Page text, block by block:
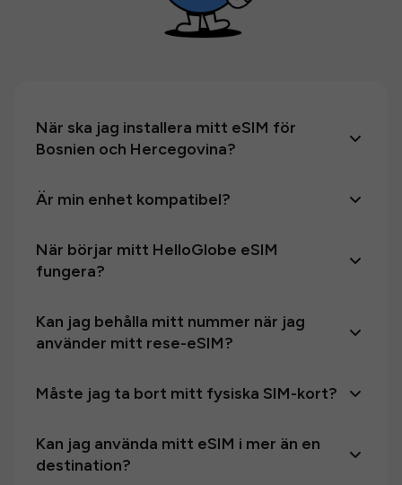
När ska jag installera mitt eSIM för
Bosnien och Hercegovina?
Är min enhet kompatibel?
När börjar mitt HelloGlobe eSIM
fungera?
Kan jag behålla mitt nummer när jag
använder mitt rese-eSIM?
Måste jag ta bort mitt fysiska SIM-kort?
Kan jag använda mitt eSIM i mer än en
destination?